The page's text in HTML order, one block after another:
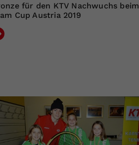
für den KTV Nachwuchs beim
Cup Austria 2019